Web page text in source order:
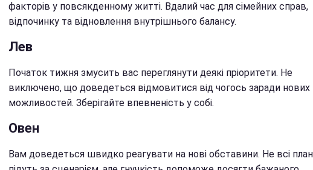
факторів у повсякденному житті. Вдалий час для сімейних справ,
відпочинку та відновлення внутрішнього балансу.
Лев
Початок тижня змусить вас переглянути деякі пріоритети. Не
виключено, що доведеться відмовитися від чогось заради нових
можливостей. Зберігайте впевненість у собі.
Овен
Вам доведеться швидко реагувати на нові обставини. Не всі